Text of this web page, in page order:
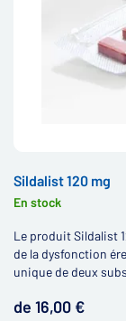
Sildalist 120 mg
En stock
Le produit Sildalist
de la dysfonction
unique de deux
de 16,00 €